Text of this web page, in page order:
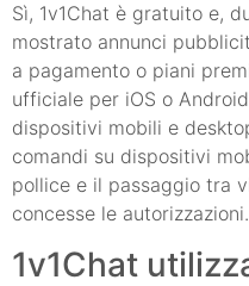
Sì, 1v1Chat è gratuito e,
mostrato annunci
a pagamento o piani
ufficiale per iOS o
dispositivi mobili e
comandi su dispositivi
pollice e il passaggio tra
concesse le autorizzazioni.
1v1Chat